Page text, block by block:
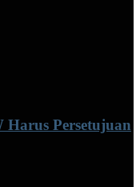
Persetujuan